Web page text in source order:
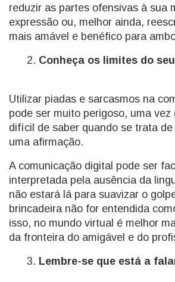
reduzir as partes ofensivas à sua
expressão ou, melhor ainda,
mais amável e benéfico para
Conheça os limites do
Utilizar piadas e sarcasmos na
pode ser muito perigoso, uma vez
difícil de saber quando se trata
uma afirmação.
A comunicação digital pode ser
interpretada pela ausência da
não estará lá para suavizar o
brincadeira não for entendida
isso, no mundo virtual é melhor
da fronteira do amigável e do
Lembre-se que está a